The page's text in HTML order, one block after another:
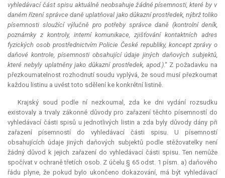
vyhledávací část spisu aktuálně neobsahuje žádné písemnosti, které by v
daném řízení správce daně uplatňoval jako důkazní prostředek, nýbrž toliko
písemnosti sloužící výlučně pro potřeby správce daně (kontrolní deník,
poznámky z kontroly, interní komunikace, zjišťování kontaktních adres
fyzických osob prostřednictvím Policie České republiky, koncept zprávy o
daňové kontrole, písemnosti obsahující údaje jiných daňových subjektů,
které nebyly uplatněny jako důkazní prostředek, apod.).“ Z požadavku na
přezkoumatelnost rozhodnutí soudu vyplývá, že soud musí přezkoumat
každou listinu a uvést toto sdělení ke konkrétní listině.
Krajský soud podle ní nezkoumal, zda ke dni vydání rozsudku
existovaly a trvaly zákonné důvody pro zařazení těchto písemností do
vyhledávací části spisů u jednotlivých listin a zda byly důvody dány při
zařazení písemností do vyhledávací části spisu. U písemností
obsahujících údaje jiných daňových subjektů podle stěžovatelky není
žádný důvod k jejich zařazení do vyhledávací části spisu. Ten nemůže
spočívat v ochraně třetích osob. Z účelu § 65 odst. 1 písm. a) daňového
řádu plyne, že pokud bylo ukončeno dokazování, má být vyhledávací